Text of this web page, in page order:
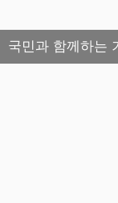
국민과 함께하는